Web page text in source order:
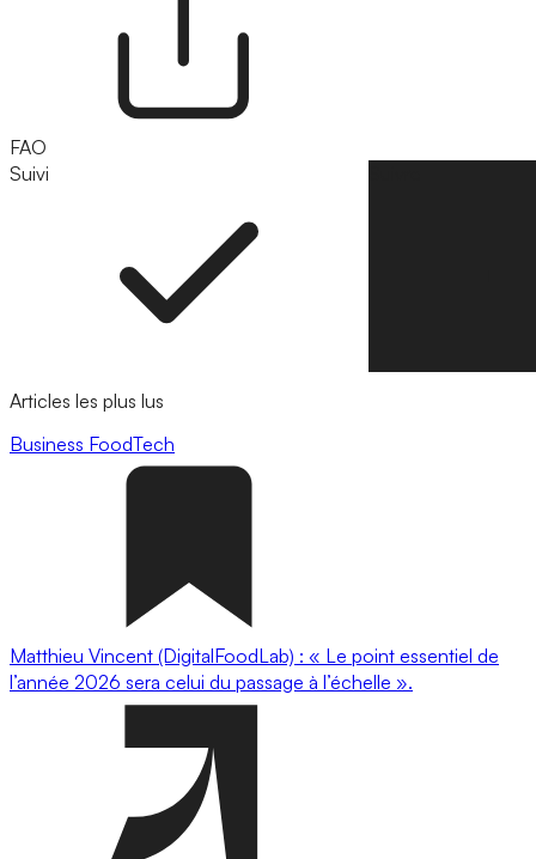
FAO
Suivi
Articles les plus lus
Business FoodTech
Matthieu Vincent (DigitalFoodLab) : « Le point essentiel de
l’année 2026 sera celui du passage à l’échelle ».